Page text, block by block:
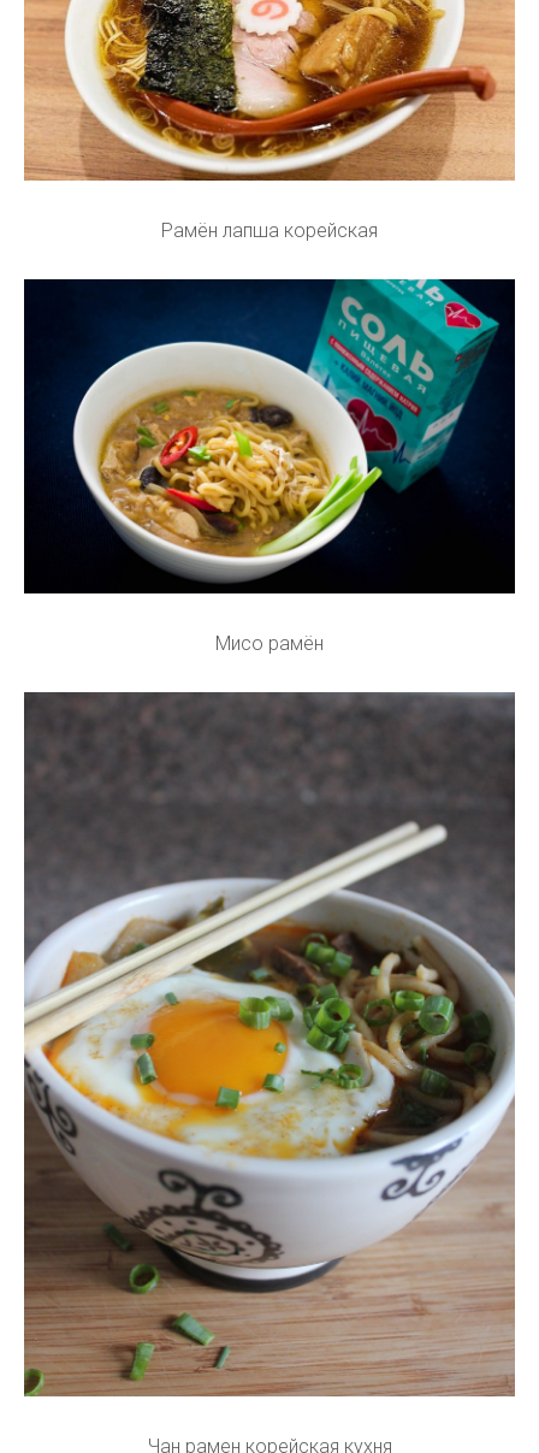
Рамён лапша корейская
Мисо рамён
Чан рамен корейская кухня